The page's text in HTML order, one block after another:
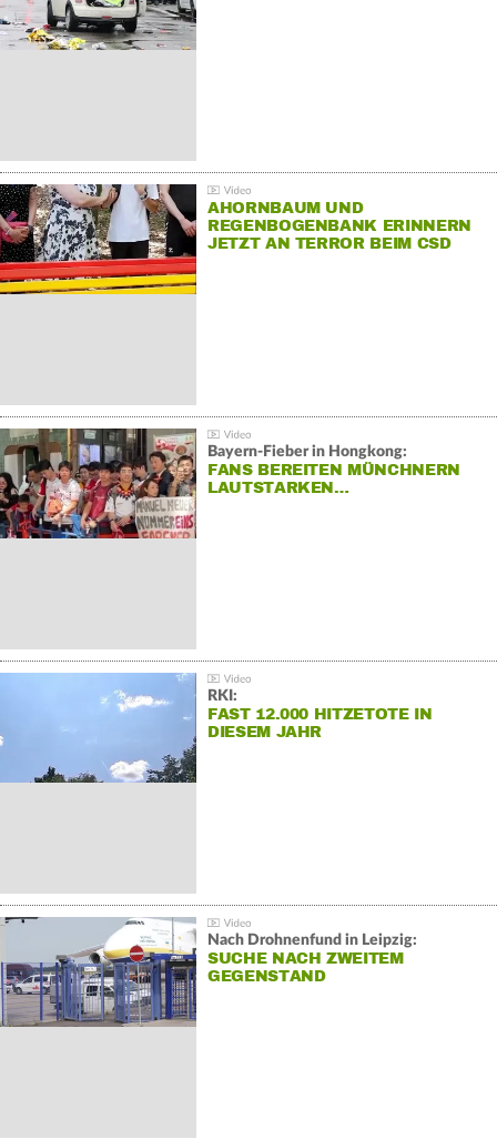
AHORNBAUM UND
REGENBOGENBANK ERINNERN
JETZT AN TERROR BEIM CSD
Bayern-Fieber in Hongkong:
FANS BEREITEN MÜNCHNERN
LAUTSTARKEN…
RKI:
FAST 12.000 HITZETOTE IN
DIESEM JAHR
Nach Drohnenfund in Leipzig:
SUCHE NACH ZWEITEM
GEGENSTAND